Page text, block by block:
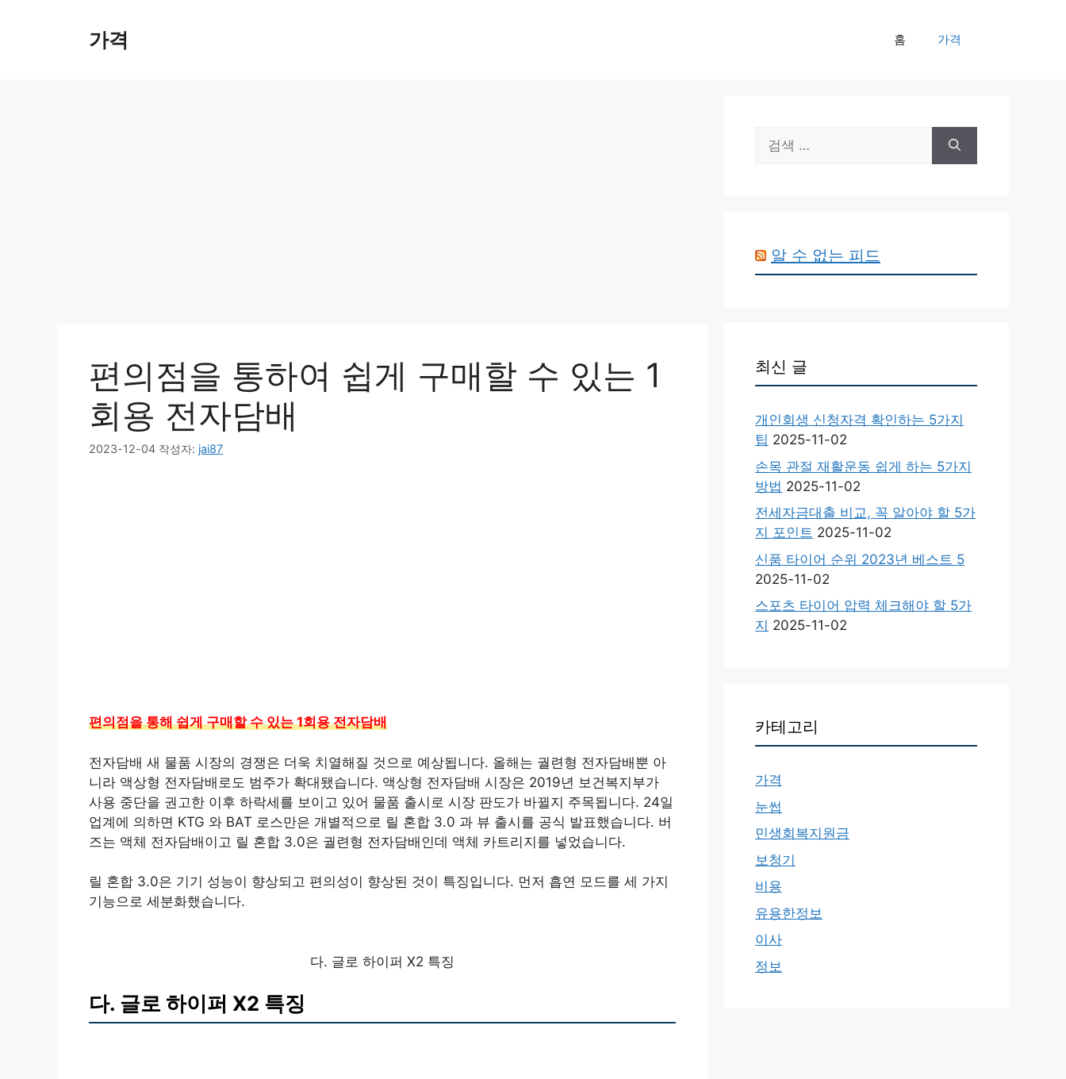
가격 홈 가격
편의점을 통하여 쉽게 구매할 수 있는 1
회용 전자담배
2023-12-04 작성자: jai87
편의점을 통해 쉽게 구매할 수 있는 1회용 전자담배
전자담배 새 물품 시장의 경쟁은 더욱 치열해질 것으로 예상됩니다. 올해는 궐련형 전자담배뿐 아
니라 액상형 전자담배로도 범주가 확대됐습니다. 액상형 전자담배 시장은 2019년 보건복지부가
사용 중단을 권고한 이후 하락세를 보이고 있어 물품 출시로 시장 판도가 바뀔지 주목됩니다. 24일
업계에 의하면 KTG 와 BAT 로스만은 개별적으로 릴 혼합 3.0 과 뷰 출시를 공식 발표했습니다. 버
즈는 액체 전자담배이고 릴 혼합 3.0은 궐련형 전자담배인데 액체 카트리지를 넣었습니다.
릴 혼합 3.0은 기기 성능이 향상되고 편의성이 향상된 것이 특징입니다. 먼저 흡연 모드를 세 가지
기능으로 세분화했습니다.
다. 글로 하이퍼 X2 특징
다. 글로 하이퍼 X2 특징
색:
알 수 없는 피드
최신 글
개인회생 신청자격 확인하는 5가지
팁 2025-11-02
손목 관절 재활운동 쉽게 하는 5가지
방법 2025-11-02
전세자금대출 비교, 꼭 알아야 할 5가
지 포인트 2025-11-02
신품 타이어 순위 2023년 베스트 5
2025-11-02
스포츠 타이어 압력 체크해야 할 5가
지 2025-11-02
카테고리
가격
눈썹
민생회복지원금
보청기
비용
유용한정보
이사
정보